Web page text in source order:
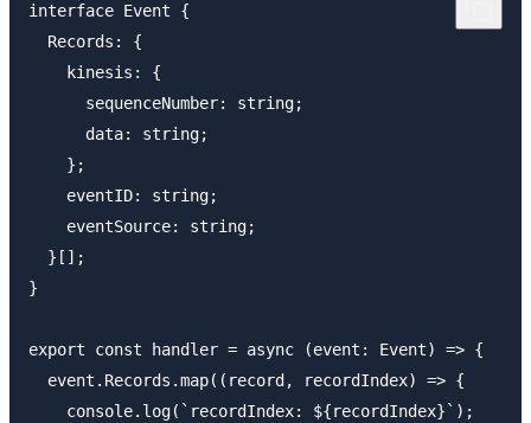
interface Event {
  Records: {
    kinesis: {
      sequenceNumber: string;
      data: string;
    };
    eventID: string;
    eventSource: string;
  }[];
}
export const handler = async (event: Event) => {
  event.Records.map((record, recordIndex) => {
    console.log(`recordIndex: ${recordIndex}`);